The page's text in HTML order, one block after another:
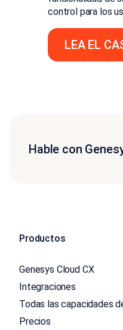
control para los
LEA EL
Hable con
Productos
Genesys Cloud CX
Integraciones
Todas las capacidades
Precios